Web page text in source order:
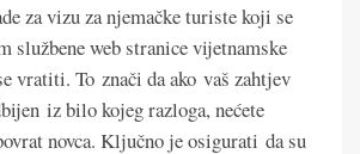
za vizu za njemačke turiste koji se
službene web stranice vijetnamske
vratiti. To znači da ako vaš zahtjev
iz bilo kojeg razloga, nećete
novca. Ključno je osigurati da su